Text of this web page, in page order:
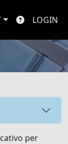
LOGIN
per